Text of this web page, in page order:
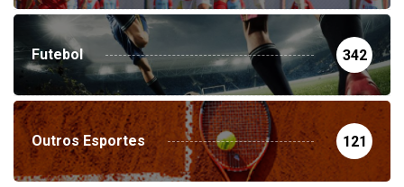
Futebol 342
Outros Esportes 121